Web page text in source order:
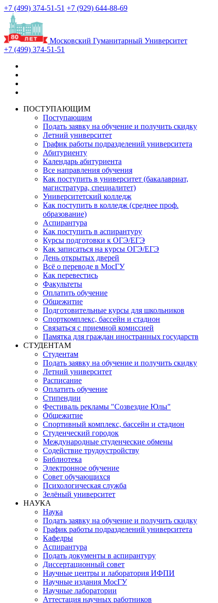
+7 (499) 374-51-51 +7 (929) 644-88-69
Московский Гуманитарный Университет
+7 (499) 374-51-51
ПОСТУПАЮЩИМ
Поступающим
Подать заявку на обучение и получить скидку
Летний университет
График работы подразделений университета
Абитуриенту
Календарь абитуриента
Все направления обучения
Как поступить в университет (бакалавриат,
магистратура, специалитет)
Университетский колледж
Как поступить в колледж (среднее проф.
образование)
Аспирантура
Как поступить в аспирантуру
Курсы подготовки к ОГЭ/ЕГЭ
Как записаться на курсы ОГЭ/ЕГЭ
День открытых дверей
Всё о переводе в МосГУ
Как перевестись
Факультеты
Оплатить обучение
Общежитие
Подготовительные курсы для школьников
Спорткомплекс, бассейн и стадион
Связаться с приемной комиссией
Памятка для граждан иностранных государств
СТУДЕНТАМ
Студентам
Подать заявку на обучение и получить скидку
Летний университет
Расписание
Оплатить обучение
Стипендии
Фестиваль рекламы "Созвездие Юлы"
Общежитие
Спортивный комплекс, бассейн и стадион
Студенческий городок
Международные студенческие обмены
Содействие трудоустройству
Библиотека
Электронное обучение
Совет обучающихся
Психологическая служба
Зелёный университет
НАУКА
Наука
Подать заявку на обучение и получить скидку
График работы подразделений университета
Кафедры
Аспирантура
Подать документы в аспирантуру
Диссертационный совет
Научные центры и лаборатория ИФПИ
Научные издания МосГУ
Научные лаборатории
Аттестация научных работников